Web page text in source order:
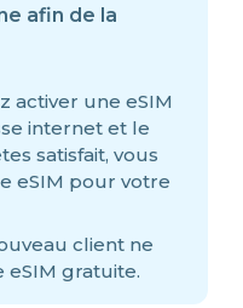
afin de la
activer une eSIM
internet et le
satisfait, vous
eSIM pour votre
client ne
eSIM gratuite.